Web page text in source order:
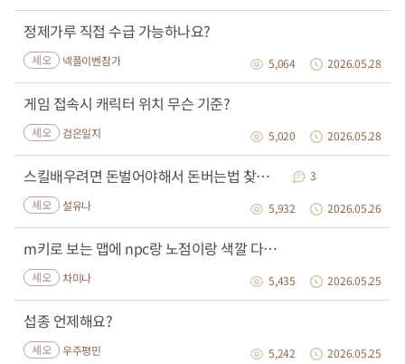
정제가루 직접 수급 가능하나요?
세오 넥플이벤참가 5,064 2026.05.28
게임 접속시 캐릭터 위치 무슨 기준?
세오 검은일지 5,020 2026.05.28
스킬배우려면 돈벌어야해서 돈버는법 찾아서 템 먹었는데요
3
세오
설유나 5,932 2026.05.26
m키로 보는 맵에 npc랑 노점이랑 색깔 다르게해야되는거아닌가..
세오 차미나 5,435 2026.05.25
섭종 언제해요?
세오 우주평민 5,242 2026.05.25